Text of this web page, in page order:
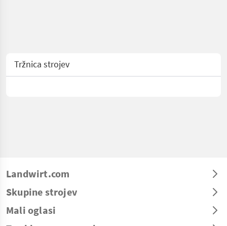
Tržnica strojev
Landwirt.com
Skupine strojev
Mali oglasi